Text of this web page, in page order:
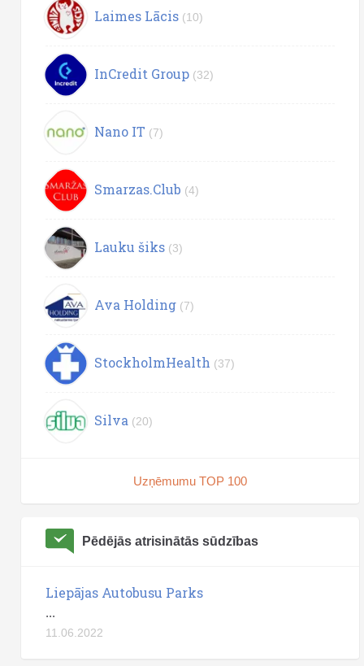
Laimes Lācis (10)
InCredit Group (32)
Nano IT (7)
Smarzas.Club (4)
Lauku šiks (3)
Ava Holding (7)
StockholmHealth (37)
Silva (20)
Uzņēmumu TOP 100
Pēdējās atrisinātās sūdzības
Liepājas Autobusu Parks
...
11.06.2022